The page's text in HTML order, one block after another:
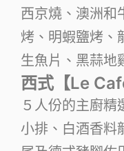
西京燒、澳洲和
烤、明蝦鹽烤、
生魚片、黑蒜地
西式【Le
５人份的主廚精
小排、白酒香料